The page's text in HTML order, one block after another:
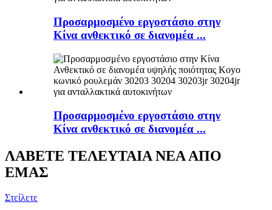
Προσαρμοσμένο εργοστάσιο στην
Κίνα ανθεκτικό σε διανομέα ...
Προσαρμοσμένο εργοστάσιο στην
Κίνα ανθεκτικό σε διανομέα ...
ΛΑΒΕΤΕ ΤΕΛΕΥΤΑΙΑ ΝΕΑ ΑΠΟ
ΕΜΑΣ
Στείλετε